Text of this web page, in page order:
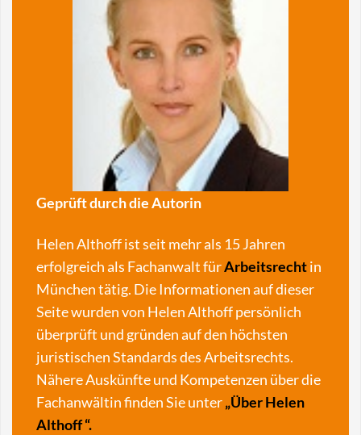
Geprüft durch die Autorin
Helen Althoff ist seit mehr als 15 Jahren
erfolgreich als Fachanwalt fürArbeitsrechtin
München tätig. Die Informationen auf dieser
Seite wurden von Helen Althoff persönlich
überprüft und gründen auf den höchsten
juristischen Standards des Arbeitsrechts.
Nähere Auskünfte und Kompetenzen über die
Fachanwältin finden Sie unter„Über Helen
Althoff“.